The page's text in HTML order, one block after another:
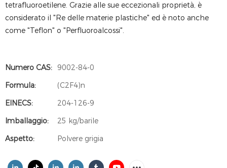
tetrafluoroetilene. Grazie alle sue eccezionali proprietà, è
considerato il "Re delle materie plastiche" ed è noto anche
come "Teflon" o "Perfluoroalcossi".
Numero CAS:
9002-84-0
Formula:
(C2F4)n
EINECS:
204-126-9
Imballaggio:
25 kg/barile
Aspetto:
Polvere grigia